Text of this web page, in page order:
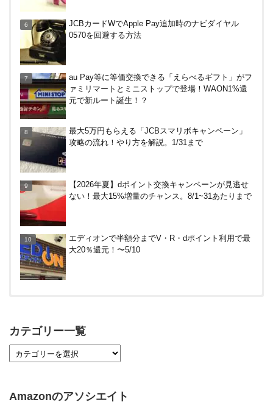
理由
つ
で20％還元！
円分がもらえるキャンペーン！50%還元、登録、紹
介コード wtffz4c など！条件まとめ
バック！関西の公共交通機関、札幌市営地下鉄で。
～12/14
JCBカードWでApple Pay追加時のナビダイヤル
0570を回避する方法
au Pay等に等価交換できる「えらべるギフト」がフ
ァミリマートとミニストップで登場！WAON1%還
元で新ルート誕生！？
最大5万円もらえる「JCBスマリボキャンペーン」
攻略の流れ！やり方を解説。1/31まで
【2026年夏】dポイント交換キャンペーンが見逃せ
ない！最大15%増量のチャンス。8/1~31あたりまで
エディオンで半額分までV・R・dポイント利用で最
大20％還元！〜5/10
【7/21まで】エアウォレット(COIN+)で最大98,300
カテゴリー一覧
Amazonのアソシエイト